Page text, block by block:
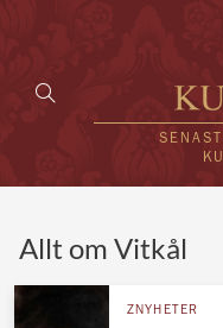
Allt om Vitkål
ZNYHETER